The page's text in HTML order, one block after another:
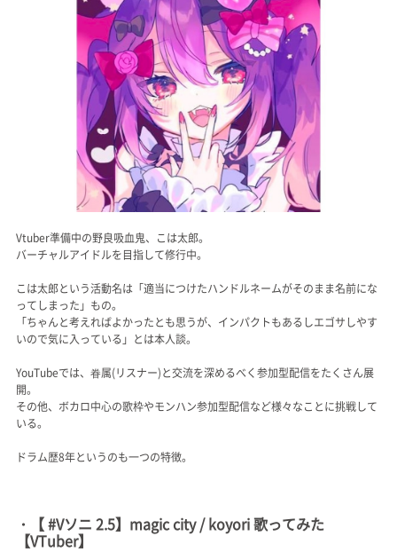
muevoクラウドファンディング
muevoコミュニティ
ぶいクラ！by muevo
FUKAKACHI+
Follow us
Official SNS
Vtuber準備中の野良吸血鬼、こは太郎。
バーチャルアイドルを目指して修行中。
こは太郎という活動名は「適当につけたハンドルネームがそのまま名前にな
ってしまった」もの。
「ちゃんと考えればよかったとも思うが、インパクトもあるしエゴサしやす
いので気に入っている」とは本人談。
YouTubeでは、眷属(リスナー)と交流を深めるべく参加型配信をたくさん展
開。
その他、ボカロ中心の歌枠やモンハン参加型配信など様々なことに挑戦して
いる。
ドラム歴8年というのも一つの特徴。
・【 #Vソニ 2.5】magic city / koyori 歌ってみた
【VTuber】